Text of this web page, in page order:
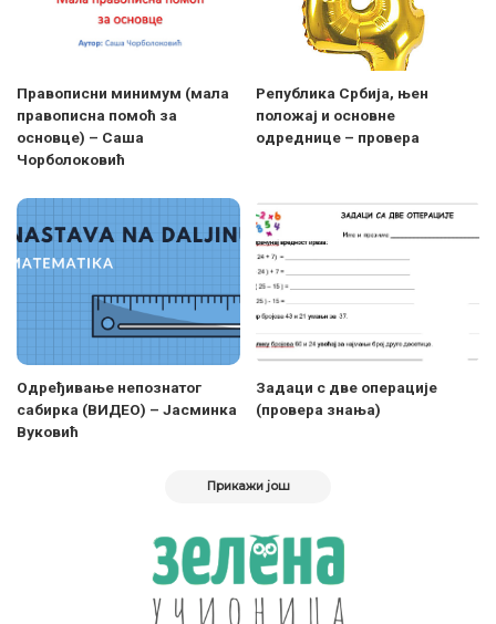
Правописни минимум (мала
правописна помоћ за
основце) – Саша
Чорболоковић
Република Србија, њен
положај и основне
одреднице – провера
Одређивање непознатог
сабирка (ВИДЕО) – Јасминка
Вуковић
Задаци с две операције
(провера знања)
Прикажи још